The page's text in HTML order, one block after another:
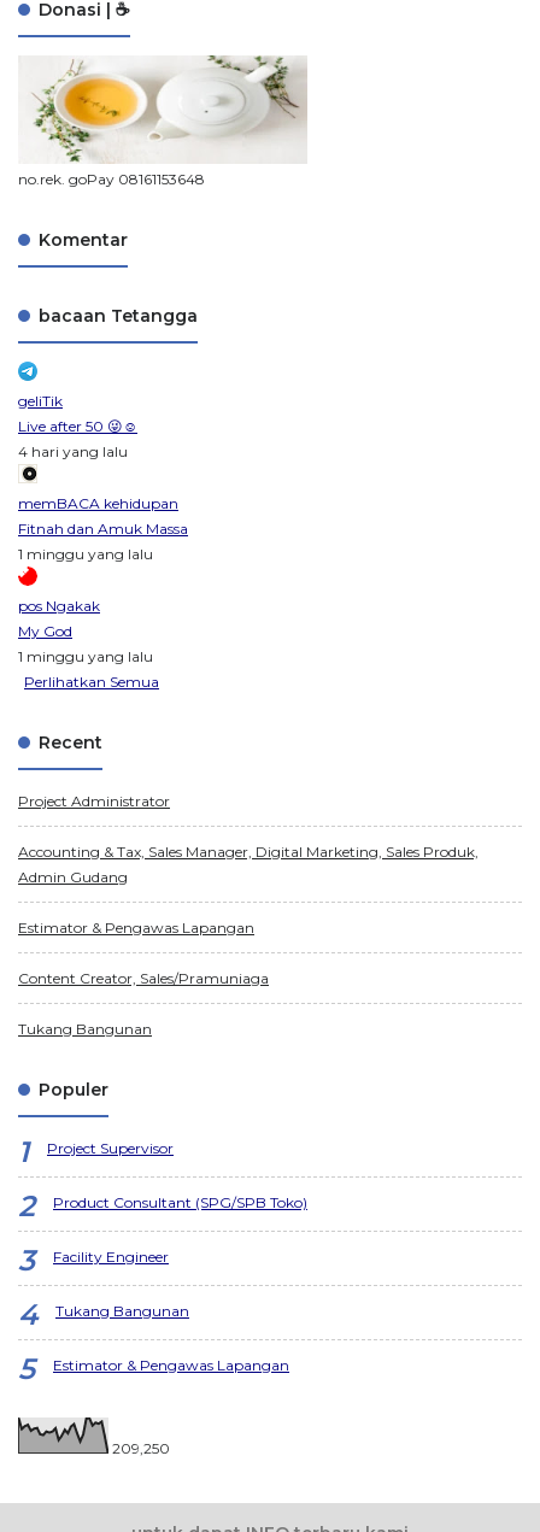
Donasi | ☕
no.rek. goPay 08161153648
Komentar
bacaan Tetangga
geliTik
Live after 50 😜☺️
4 hari yang lalu
memBACA kehidupan
Fitnah dan Amuk Massa
1 minggu yang lalu
pos Ngakak
My God
1 minggu yang lalu
Perlihatkan Semua
Recent
Project Administrator
Accounting & Tax, Sales Manager, Digital Marketing, Sales Produk,
Admin Gudang
Estimator & Pengawas Lapangan
Content Creator, Sales/Pramuniaga
Tukang Bangunan
Populer
Project Supervisor
Product Consultant (SPG/SPB Toko)
Facility Engineer
Tukang Bangunan
Estimator & Pengawas Lapangan
209,250